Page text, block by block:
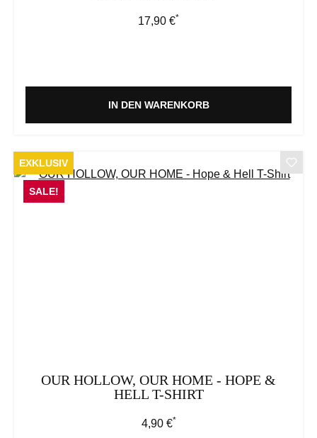
Regulärer Preis:
17,90 €*
IN DEN WARENKORB
EXKLUSIV
SALE!
OUR HOLLOW, OUR HOME - HOPE &
HELL T-SHIRT
Regulärer Preis:
4,90 €*